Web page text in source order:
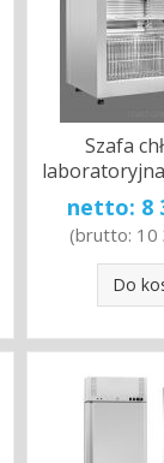
Szafa
netto: 8
(brutto: 10
Do